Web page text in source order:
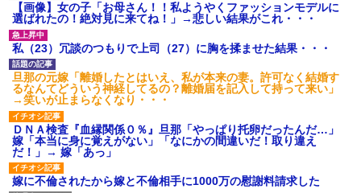
【画像】女の子「お母さん！！私ようやくファッションモデルに
選ばれたの！絶対見に来てね！」→悲しい結果がこれ・・・
私（23）冗談のつもりで上司（27）に胸を揉ませた結果・・・
旦那の元嫁「離婚したとはいえ、私が本来の妻。許可なく結婚す
るなんてどういう神経してるの？離婚届を記入して持って来い」
→笑いが止まらなくなり・・・
ＤＮＡ検査『血縁関係０％』旦那「やっぱり托卵だったんだ…」
嫁「本当に身に覚えがない」「なにかの間違いだ！取り違え
だ！」→ 嫁「あっ」
嫁に不倫されたから嫁と不倫相手に1000万の慰謝料請求した